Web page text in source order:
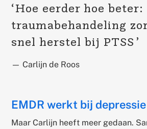
Hoe eerder hoe beter:
traumabehandeling
snel herstel bij PTSS
— Carlijn de Roos
EMDR werkt bij depressie
Maar Carlijn heeft meer gedaan.